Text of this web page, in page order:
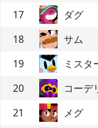
17 ダグ
18
サム
19
ミスタ
20
コーデ
21
メグ